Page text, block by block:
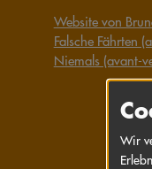
Website von
Falsche Fährten
Niemals (avant-
Wir